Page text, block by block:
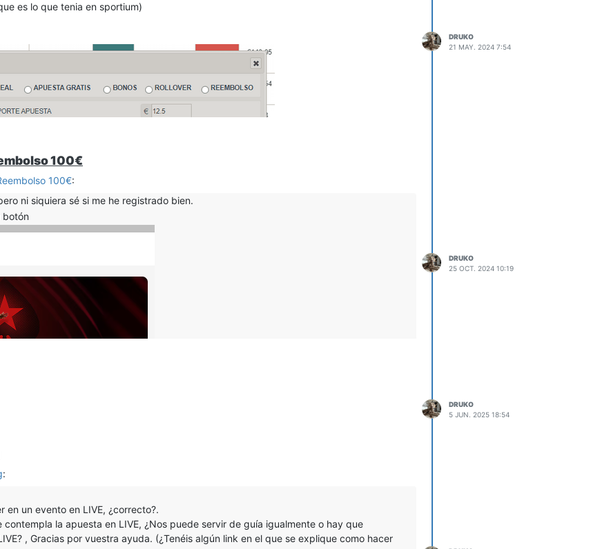
es lo que tenia en sportium)
DRUKO
21 MAY. 2024 7:54
100€
100€:
ni siquiera sé si me he registrado bien.
botón
estuviera el formato mal
DRUKO
25 OCT. 2024 10:19
DRUKO
5 JUN. 2025 18:54
:
un evento en LIVE, ¿correcto?.
la apuesta en LIVE, ¿Nos puede servir de guía igualmente o hay que
, Gracias por vuestra ayuda. (¿Tenéis algún link en el que se explique como hacer